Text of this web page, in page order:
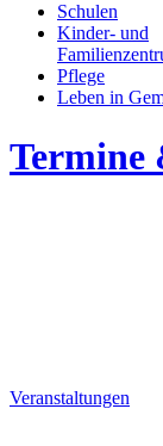
Schulen
Kinder- und
Pflege
Leben in
Termine
Veranstaltungen